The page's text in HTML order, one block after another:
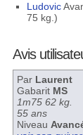
Ludovic
75 kg.)
Avis
Par Laurent
Gabarit MS
1m75 62 kg.
55 ans
Niveau